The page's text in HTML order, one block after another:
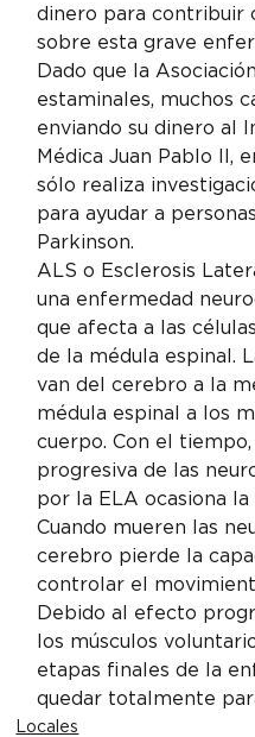
dinero para contribuir
sobre esta grave
Dado que la
estaminales, muchos
enviando su dinero al
Médica Juan Pablo II,
sólo realiza
para ayudar a
Parkinson.
ALS o Esclerosis
una enfermedad
que afecta a las
de la médula espinal.
van del cerebro a la
médula espinal a los
cuerpo. Con el
progresiva de las
por la ELA ocasiona
Cuando mueren las
cerebro pierde la
controlar el
Debido al efecto
los músculos
etapas finales de la
quedar totalmente
Locales